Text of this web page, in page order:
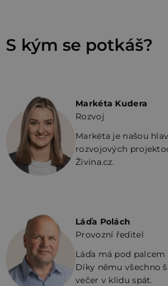
S kým se potkáš?
Markéta Kudera
Rozvoj
Markéta je našou
rozvojových
Živina.cz.
Láďa Polách
Provozní ředitel
Láďa má pod
Díky němu všechno
večer v klidu spát.